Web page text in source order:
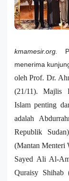
kmamesir.org.
menerima
olehProf. Dr.
(21/11). Majlis
Islam penting
adalah
Republik Sudan)
(Mantan Menteri
Sayed Ali Al-
Quraisy Shihab